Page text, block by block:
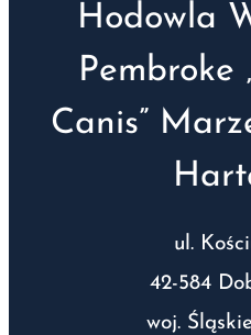
Hodowla
Pembroke
Canis”
ul.
42-584
woj.